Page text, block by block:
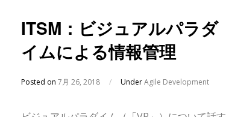
ITSM：ビジュアルパラダ
イムによる情報管理
Posted on 7月 26, 2018 / UnderAgile Development